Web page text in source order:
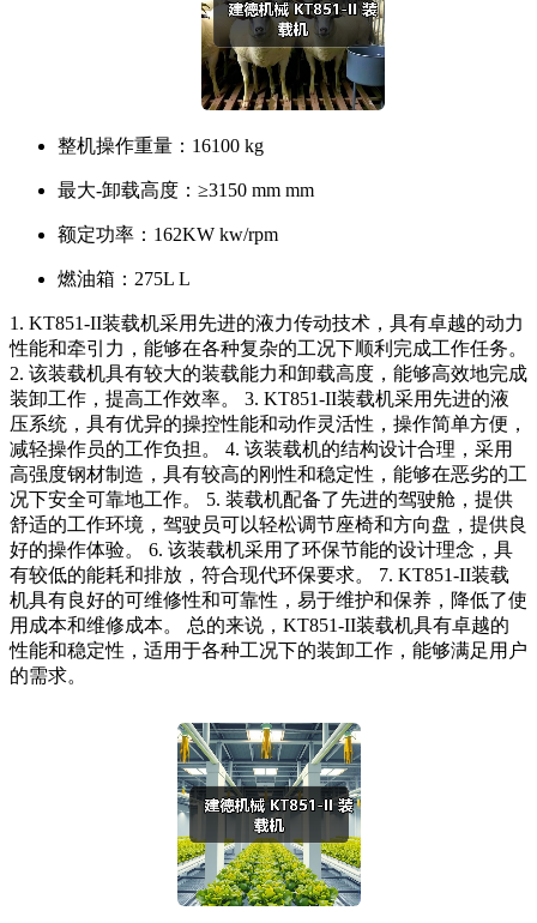
整机操作重量： 16100 kg
最大-卸载高度： ≥3150 mm mm
额定功率： 162KW kw/rpm
燃油箱： 275L L
1. KT851-II装载机采用先进的液力传动技术，具有卓越的动力
性能和牵引力，能够在各种复杂的工况下顺利完成工作任务。
2. 该装载机具有较大的装载能力和卸载高度，能够高效地完成
装卸工作，提高工作效率。 3. KT851-II装载机采用先进的液
压系统，具有优异的操控性能和动作灵活性，操作简单方便，
减轻操作员的工作负担。 4. 该装载机的结构设计合理，采用
高强度钢材制造，具有较高的刚性和稳定性，能够在恶劣的工
况下安全可靠地工作。 5. 装载机配备了先进的驾驶舱，提供
舒适的工作环境，驾驶员可以轻松调节座椅和方向盘，提供良
好的操作体验。 6. 该装载机采用了环保节能的设计理念，具
有较低的能耗和排放，符合现代环保要求。 7. KT851-II装载
机具有良好的可维修性和可靠性，易于维护和保养，降低了使
用成本和维修成本。 总的来说，KT851-II装载机具有卓越的
性能和稳定性，适用于各种工况下的装卸工作，能够满足用户
的需求。